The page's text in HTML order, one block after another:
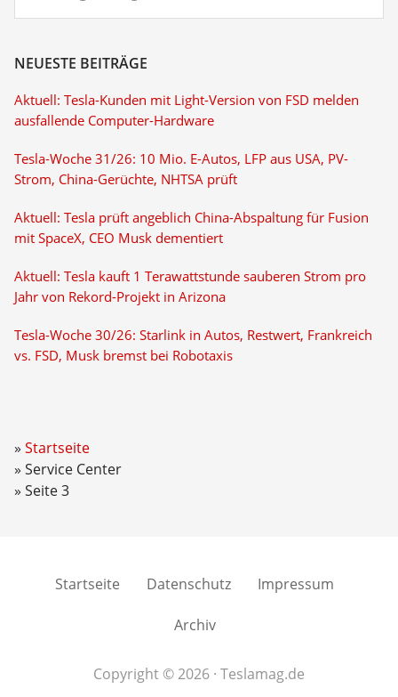
NEUESTE BEITRÄGE
Aktuell: Tesla-Kunden mit Light-Version von FSD melden
ausfallende Computer-Hardware
Tesla-Woche 31/26: 10 Mio. E-Autos, LFP aus USA, PV-
Strom, China-Gerüchte, NHTSA prüft
Aktuell: Tesla prüft angeblich China-Abspaltung für Fusion
mit SpaceX, CEO Musk dementiert
Aktuell: Tesla kauft 1 Terawattstunde sauberen Strom pro
Jahr von Rekord-Projekt in Arizona
Tesla-Woche 30/26: Starlink in Autos, Restwert, Frankreich
vs. FSD, Musk bremst bei Robotaxis
Startseite
Service Center
Seite 3
Startseite Datenschutz Impressum
Archiv
Copyright © 2026 · Teslamag.de